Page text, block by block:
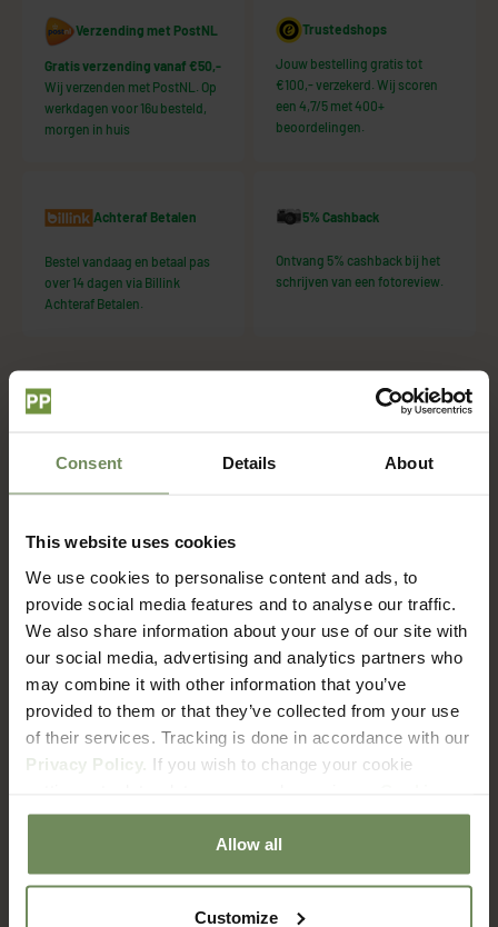
Consent Details About
This website uses cookies
We use cookies to personalise content and ads, to
provide social media features and to analyse our traffic.
We also share information about your use of our site with
our social media, advertising and analytics partners who
may combine it with other information that you’ve
provided to them or that they’ve collected from your use
of their services. Tracking is done in accordance with our
Privacy Policy. If you wish to change your cookie
Policypage.
Allow all
Customize
Verzending met PostNL
Gratis verzending vanaf €50,-
Wij verzenden met PostNL. Op
werkdagen voor 16u besteld,
morgen in huis
Trustedshops
Jouw bestelling gratis tot
€100,- verzekerd. Wij scoren
een 4,7/5 met 400+
beoordelingen.
Achteraf Betalen
Bestel vandaag en betaal pas
over 14 dagen via Billink
Achteraf Betalen.
5% Cashback
Ontvang 5% cashback bij het
schrijven van een fotoreview.
Wat dacht je hiervan?
FAQ
Verzenden & Retourneren
Hoe lang duur het voordat ik mijn bestelling ontvang?
Wat zijn de verzendkosten?